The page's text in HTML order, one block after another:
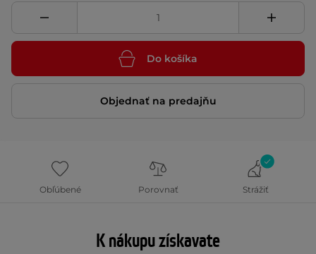
Do košíka
Objednať na predajňu
Obľúbené Porovnať Strážiť
K nákupu získavate